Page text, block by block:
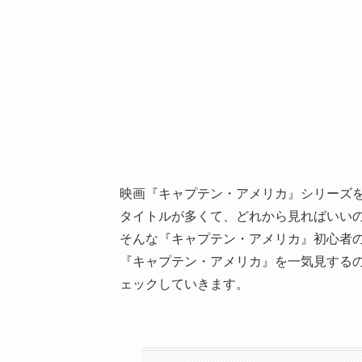
映画『キャプテン・アメリカ』シリーズ
タイトルが多くて、どれから見ればいい
そんな『キャプテン・アメリカ』初心者
『キャプテン・アメリカ』を一気見す
ェックしていきます。